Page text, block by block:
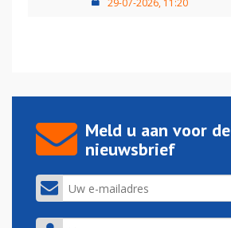
29-07-2026, 11:20
Meld u aan voor de
nieuwsbrief